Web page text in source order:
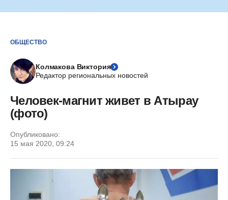
ОБЩЕСТВО
Колмакова Виктория
Редактор региональных новостей
Человек-магнит живет в Атырау
(фото)
Опубликовано:
15 мая 2020, 09:24